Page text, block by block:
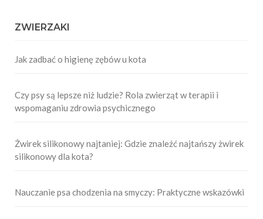
ZWIERZAKI
Jak zadbać o higienę zębów u kota
Czy psy są lepsze niż ludzie? Rola zwierząt w terapii i
wspomaganiu zdrowia psychicznego
Żwirek silikonowy najtaniej: Gdzie znaleźć najtańszy żwirek
silikonowy dla kota?
Nauczanie psa chodzenia na smyczy: Praktyczne wskazówki